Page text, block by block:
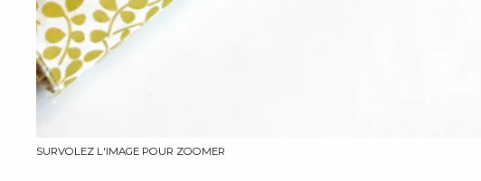
SURVOLEZ L'IMAGE POUR ZOOMER